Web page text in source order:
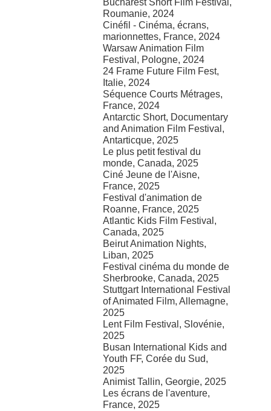
Bucharest Short Film Festival,
Roumanie, 2024
Cinéfil - Cinéma, écrans,
marionnettes, France, 2024
Warsaw Animation Film
Festival, Pologne, 2024
24 Frame Future Film Fest,
Italie, 2024
Séquence Courts Métrages,
France, 2024
Antarctic Short, Documentary
and Animation Film Festival,
Antarticque, 2025
Le plus petit festival du
monde, Canada, 2025
Ciné Jeune de l'Aisne,
France, 2025
Festival d'animation de
Roanne, France, 2025
Atlantic Kids Film Festival,
Canada, 2025
Beirut Animation Nights,
Liban, 2025
Festival cinéma du monde de
Sherbrooke, Canada, 2025
Stuttgart International Festival
of Animated Film, Allemagne,
2025
Lent Film Festival, Slovénie,
2025
Busan International Kids and
Youth FF, Corée du Sud,
2025
Animist Tallin, Georgie, 2025
Les écrans de l'aventure,
France, 2025